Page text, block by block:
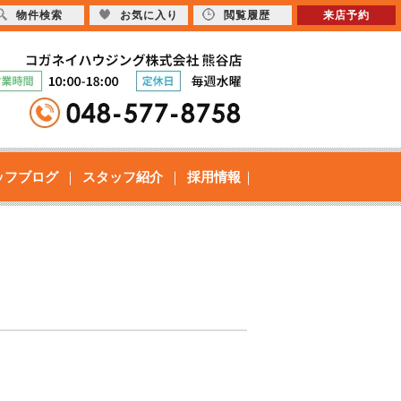
フブログ スタッフ紹介 採用情報
物件検索 お気に入り 閲覧履歴 来店予約